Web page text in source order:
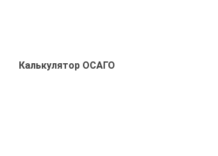
Калькулятор ОСАГО